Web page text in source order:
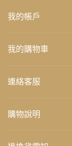
我的帳戶
我的購物車
連絡客服
購物說明